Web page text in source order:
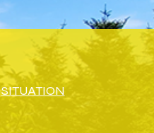
SITUATION